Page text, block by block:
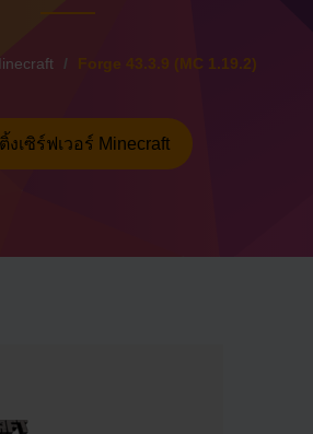
Forge 43.3.9 (MC 1.19.2)
งเซิร์ฟเวอร์ Minecraft